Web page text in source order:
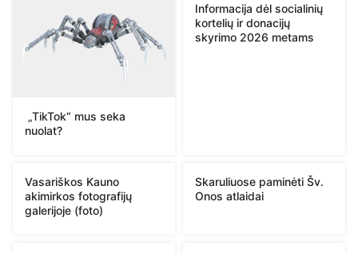
„TikTok“ mus seka
nuolat?
Informacija dėl socialinių
kortelių ir donacijų
skyrimo 2026 metams
Vasariškos Kauno
akimirkos fotografijų
galerijoje (foto)
Skaruliuose paminėti Šv.
Onos atlaidai